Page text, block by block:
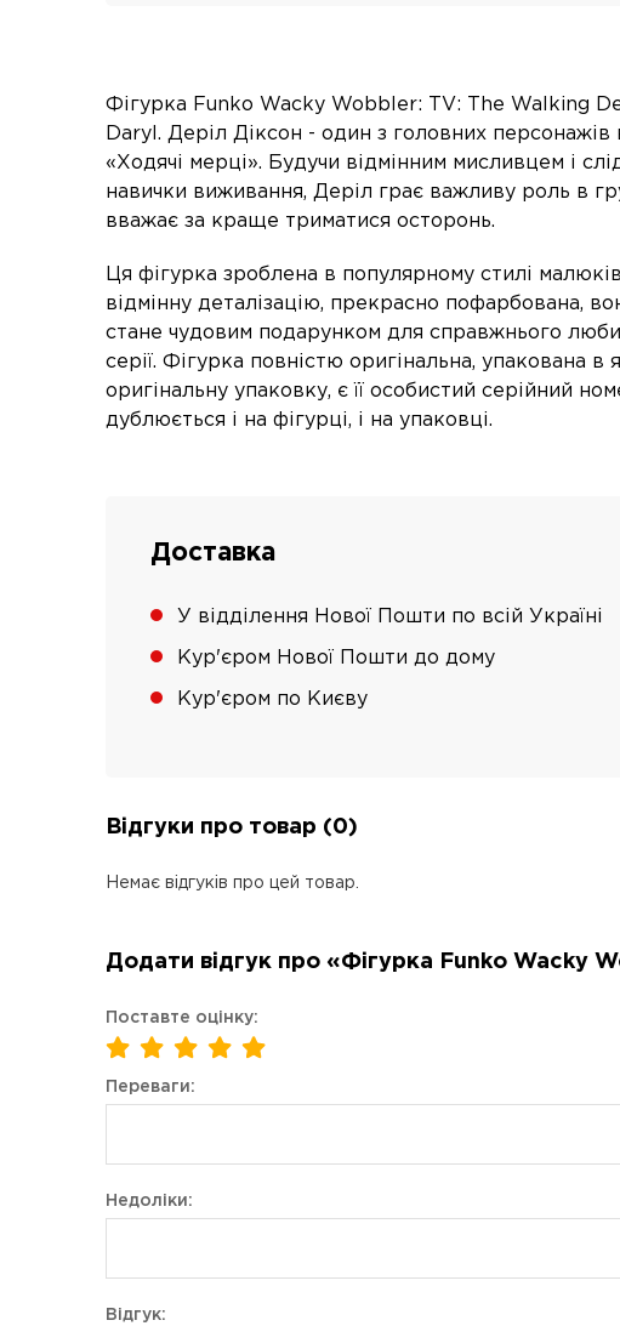
Фігурка Funko Wacky Wobbler: TV: The Walking
Daryl. Деріл Діксон - один з головних персонажів
«Ходячі мерці». Будучи відмінним мисливцем і
навички виживання, Деріл грає важливу роль в
вважає за краще триматися осторонь.
Ця фігурка зроблена в популярному стилі
відмінну деталізацію, прекрасно пофарбована,
стане чудовим подарунком для справжнього
серії. Фігурка повністю оригінальна, упакована в
оригінальну упаковку, є її особистий серійний
дублюється і на фігурці, і на упаковці.
Доставка
У відділення Нової Пошти по всій Україні
Кур'єром Нової Пошти до дому
Кур'єром по Києву
Відгуки про товар (0)
Немає відгуків про цей товар.
Додати відгук про «Фігурка Funko Wacky
Поставте оцінку:
Переваги:
Недоліки:
Відгук: